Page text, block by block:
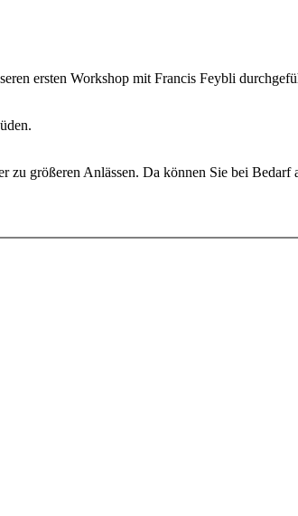
ersten Workshop mit Francis Feybli
größeren Anlässen. Da können Sie bei Bedarf